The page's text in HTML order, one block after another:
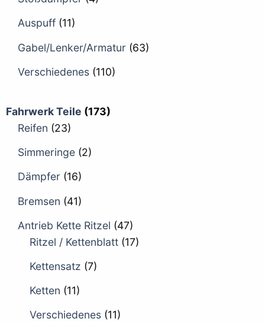
Auspuff (11)
Gabel/Lenker/Armatur (63)
Verschiedenes (110)
Fahrwerk Teile (173)
Reifen (23)
Simmeringe (2)
Dämpfer (16)
Bremsen (41)
Antrieb Kette Ritzel (47)
Ritzel / Kettenblatt (17)
Kettensatz (7)
Ketten (11)
Verschiedenes (11)